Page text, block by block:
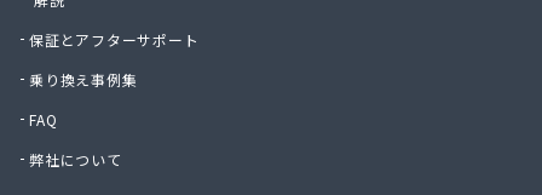
有限会社坂東ガス店
有限会社三翔ガス
有限会社小野商店
有限会社昭英ガス
保証とアフターサポート
乗り換え事例集
FAQ
弊社について